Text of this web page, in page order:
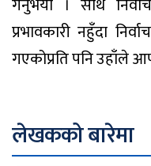
गर्नुभयो । साथै
प्रभावकारी नहुँदा
गएकोप्रति पनि उहाँले
लेखकको बारेमा